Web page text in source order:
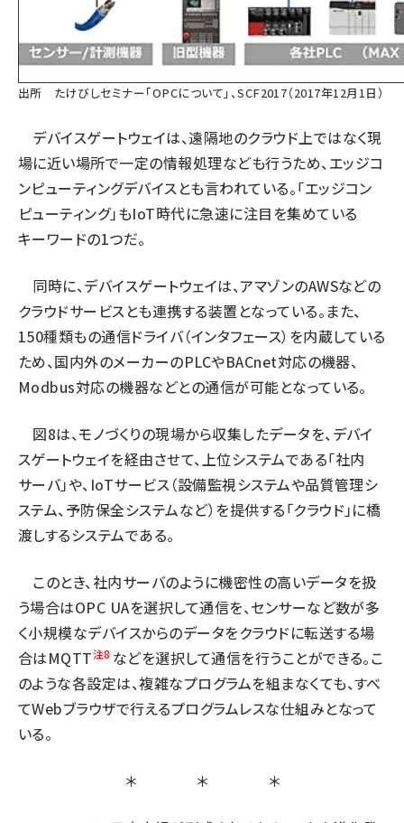
出所 たけびしセミナー「OPCについて」、SCF2017（2017年12月1日）
デバイスゲートウェイは、遠隔地のクラウド上ではなく現
場に近い場所で一定の情報処理なども行うため、エッジコ
ンピューティングデバイスとも言われている。「エッジコン
ピューティング」もIoT時代に急速に注目を集めている
キーワードの1つだ。
同時に、デバイスゲートウェイは、アマゾンのAWSなどの
クラウドサービスとも連携する装置となっている。また、
150種類もの通信ドライバ（インタフェース）を内蔵している
ため、国内外のメーカーのPLCやBACnet対応の機器、
Modbus対応の機器などとの通信が可能となっている。
図8は、モノづくりの現場から収集したデータを、デバイ
スゲートウェイを経由させて、上位システムである「社内
サーバ」や、IoTサービス（設備監視システムや品質管理シ
ステム、予防保全システムなど）を提供する「クラウド」に橋
渡しするシステムである。
このとき、社内サーバのように機密性の高いデータを扱
う場合はOPC UAを選択して通信を、センサーなど数が多
く小規模なデバイスからのデータをクラウドに転送する場
合はMQTT注8 などを選択して通信を行うことができる。こ
のような各設定は、複雑なプログラムを組まなくても、すべ
てWebブラウザで行えるプログラムレスな仕組みとなって
いる。
＊ ＊ ＊